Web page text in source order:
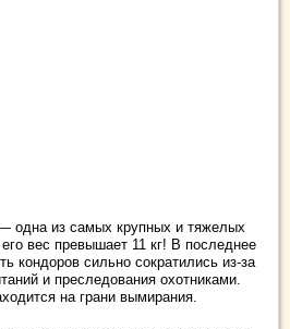
одна из самых крупных и тяжелых
вес превышает 11 кг! В последнее
кондоров сильно сократились из-за
и преследования охотниками.
на грани вымирания.